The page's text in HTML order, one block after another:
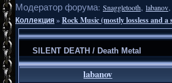
Модератор форума: Snaggletooth, labanov,
Коллекция»Rock Music (mostly lossless and
SILENT DEATH / Death Metal
labanov